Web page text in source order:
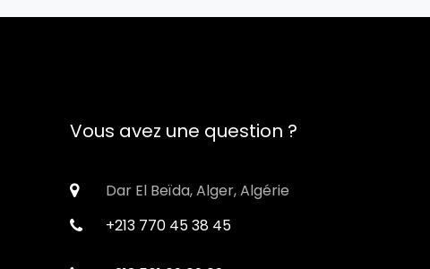
Vous avez une question ?
Dar El Beïda, Alger, Algérie
+213 770 45 38 45